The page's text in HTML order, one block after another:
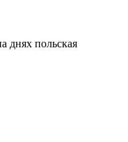
днях польская